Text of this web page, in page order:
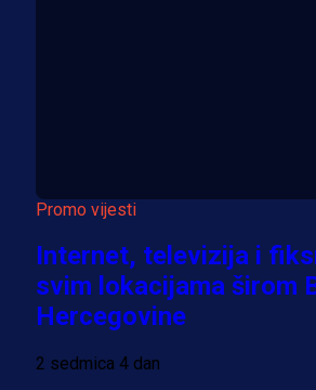
Promo vijesti
Internet, televizija i
svim lokacijama širom
Hercegovine
2 sedmica 4 dan